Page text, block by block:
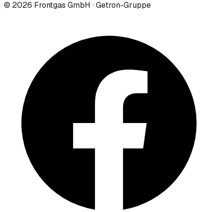
© 2026 Frontgas GmbH · Getron-Gruppe